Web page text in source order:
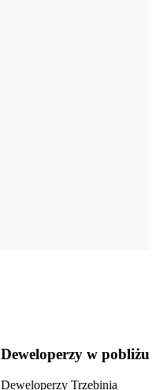
Deweloperzy w pobliżu
Deweloperzy Trzebinia